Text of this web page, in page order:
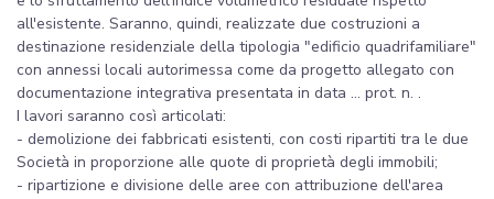
all'esistente. Saranno, quindi, realizzate due costruzioni a
destinazione residenziale della tipologia "edificio quadrifamiliare"
con annessi locali autorimessa come da progetto allegato con
documentazione integrativa presentata in data ... prot. n. .
I lavori saranno così articolati:
- demolizione dei fabbricati esistenti, con costi ripartiti tra le due
Società in proporzione alle quote di proprietà degli immobili;
- ripartizione e divisione delle aree con attribuzione dell'area